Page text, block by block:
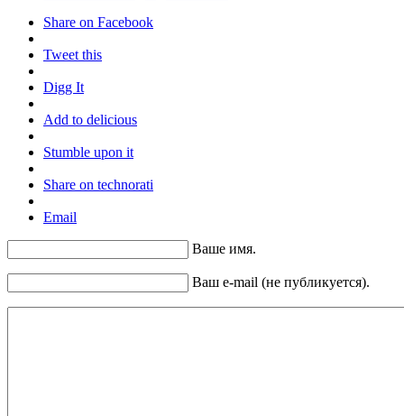
Share on Facebook
Tweet this
Digg It
Add to delicious
Stumble upon it
Share on technorati
Email
Ваше имя.
Ваш e-mail (не публикуется).